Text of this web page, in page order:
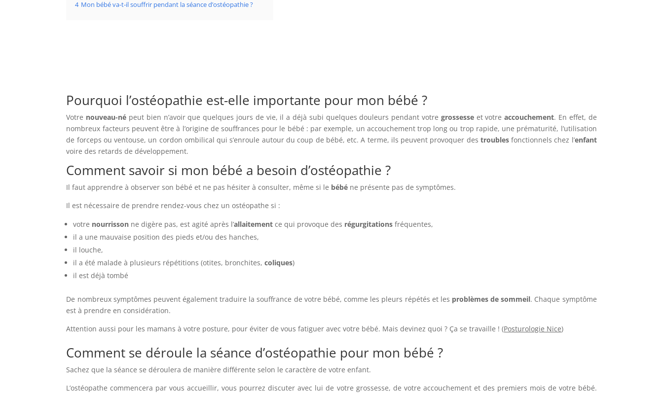
4 Mon bébé va-t-il souffrir pendant la séance d’ostéopathie ?
Pourquoi l’ostéopathie est-elle importante pour mon bébé ?
Votre nouveau-né peut bien n’avoir que quelques jours de vie, il a déjà subi quelques douleurs pendant votre grossesseet votreaccouchement. En effet, de
nombreux facteurs peuvent être à l’origine de souffrances pour le bébé : par exemple, un accouchement trop long ou trop rapide, une prématurité, l’utilisation
de forceps ou ventouse, un cordon ombilical qui s’enroule autour du coup de bébé, etc. A terme, ils peuvent provoquer des troublesfonctionnels chez l’enfant
voire des retards de développement.
Comment savoir si mon bébé a besoin d’ostéopathie ?
Il faut apprendre à observer son bébé et ne pas hésiter à consulter, même si le bébé ne présente pas de symptômes.
Il est nécessaire de prendre rendez-vous chez un ostéopathe si :
votre nourrisson ne digère pas, est agité après l’allaitement ce qui provoque des régurgitations fréquentes,
il a une mauvaise position des pieds et/ou des hanches,
il louche,
il a été malade à plusieurs répétitions (otites, bronchites,coliques)
il est déjà tombé
De nombreux symptômes peuvent également traduire la souffrance de votre bébé, comme les pleurs répétés et les problèmes de sommeil. Chaque symptôme
est à prendre en considération.
Attention aussi pour les mamans à votre posture, pour éviter de vous fatiguer avec votre bébé. Mais devinez quoi ? Ça se travaille ! (Posturologie Nice)
Comment se déroule la séance d’ostéopathie pour mon bébé ?
Sachez que la séance se déroulera de manière différente selon le caractère de votre enfant.
L’ostéopathe commencera par vous accueillir, vous pourrez discuter avec lui de votre grossesse, de votre accouchement et des premiers mois de votre bébé.